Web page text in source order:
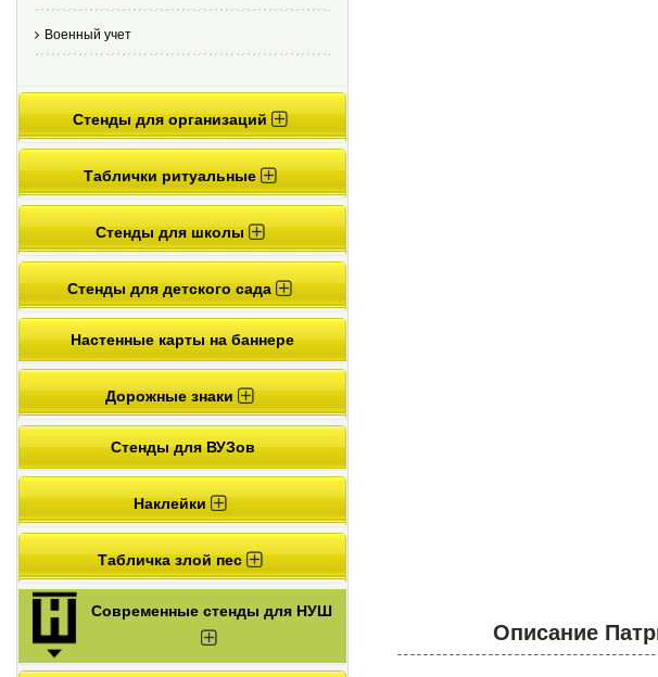
Военный учет
Стенды для организаций
Таблички ритуальные
Стенды для школы
Стенды для детского сада
Настенные карты на баннере
Дорожные знаки
Стенды для ВУЗов
Наклейки
Табличка злой пес
Современные стенды для НУШ
Описание